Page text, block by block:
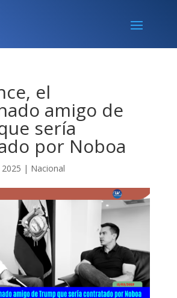
el
amigo de
sería
por Noboa
| Nacional